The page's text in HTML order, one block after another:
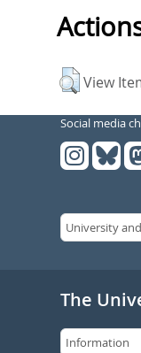
View
Social media
The